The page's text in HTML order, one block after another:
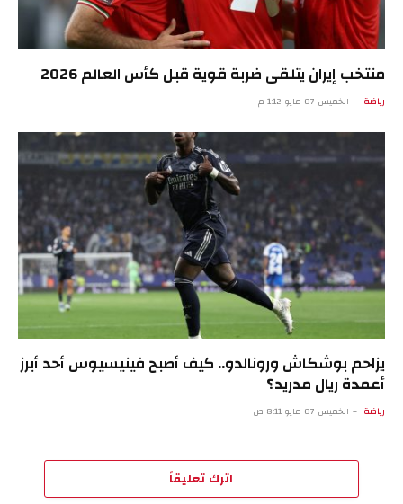
منتخب إيران يتلقى ضربة قوية قبل كأس العالم 2026
رياضة الخميس 07 مايو 1:12 م
يزاحم بوشكاش ورونالدو.. كيف أصبح فينيسيوس أحد أبرز
أعمدة ريال مدريد؟
رياضة الخميس 07 مايو 8:11 ص
اترك تعليقاً